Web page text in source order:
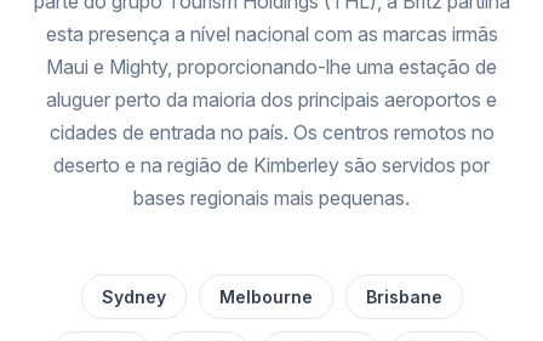
esta presença a nível nacional com as marcas irmãs
Maui e Mighty, proporcionando-lhe uma estação de
aluguer perto da maioria dos principais aeroportos e
cidades de entrada no país. Os centros remotos no
deserto e na região de Kimberley são servidos por
bases regionais mais pequenas.
Sydney Melbourne Brisbane